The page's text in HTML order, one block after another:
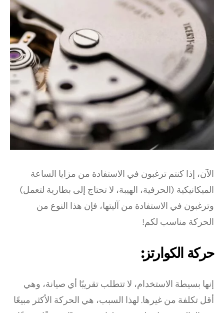
الآن، إذا كنتم ترغبون في الاستفادة من مزايا الساعة
الميكانيكية (الحرفية، الهيبة، لا تحتاج إلى بطارية لتعمل)
وترغبون في الاستفادة من آليتها، فإن هذا النوع من
الحركة مناسب لكم!
حركة الكوارتز:
إنها بسيطة الاستخدام، لا تتطلب تقريبًا أي صيانة، وهي
أقل تكلفة من غيرها. لهذا السبب، هي الحركة الأكثر مبيعًا